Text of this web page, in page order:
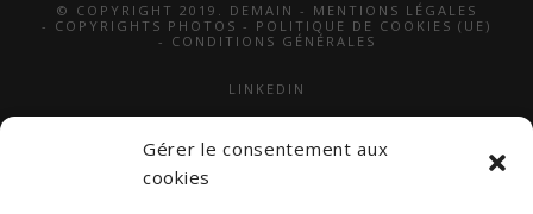
Gérer le consentement aux
cookies
© COPYRIGHT 2019. DEMAIN - MENTIONS LÉGALES
- COPYRIGHTS PHOTOS - POLITIQUE DE COOKIES (UE)
- CONDITIONS GÉNÉRALES
LINKEDIN